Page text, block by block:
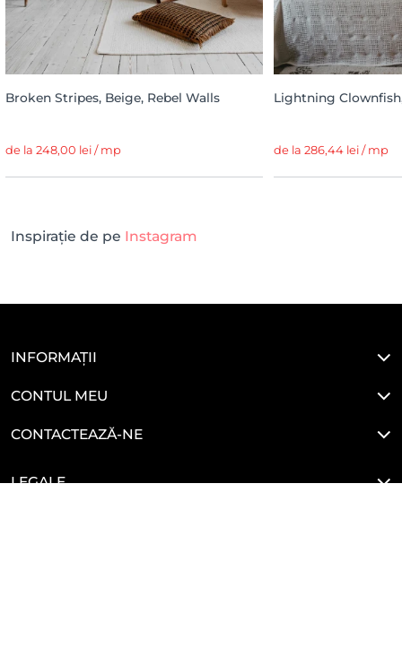
Broken Stripes, Beige, Rebel Walls
de la 248,00 lei / mp
Lightning
de la 286,44 lei / mp
Inspirație de pe Instagram
INFORMAȚII
CONTUL MEU
CONTACTEAZĂ-NE
LEGALE